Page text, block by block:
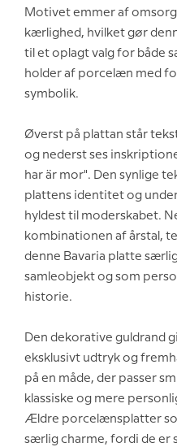
Motivet emmer af
kærlighed, hvilket gør
til et oplagt valg for både
holder af porcelæn med
symbolik.
Øverst på plattan står
og nederst ses
har är mor". Den synlige
plattens identitet og
hyldest til moderskabet.
kombinationen af årstal,
denne Bavaria platte
samleobjekt og som
historie.
Den dekorative guldrand
eksklusivt udtryk og
på en måde, der passer
klassiske og mere
Ældre porcelænsplatter
særlig charme, fordi de er